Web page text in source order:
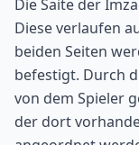
Die Saite der
Diese verlaufen
beiden Seiten
befestigt. Durch
von dem Spieler
der dort